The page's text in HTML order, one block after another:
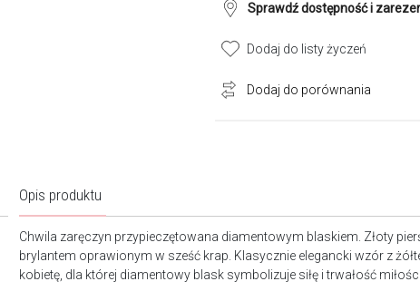
Sprawdź dostępność i
Dodaj do listy życzeń
Dodaj do porównania
Opis produktu
Chwila zaręczyn przypieczętowana diamentowym blaskiem. Złoty
brylantem oprawionym w sześć krap. Klasycznie elegancki wzór z
kobietę, dla której diamentowy blask symbolizuje siłę i trwałość miłości.